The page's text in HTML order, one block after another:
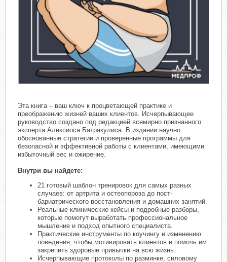
Эта книга – ваш ключ к процветающей практике и
преображению жизней ваших клиентов. Исчерпывающее
руководство создано под редакцией всемирно признанного
эксперта Алексиоса Батракулиса. В издании научно
обоснованные стратегии и проверенные программы для
безопасной и эффективной работы с клиентами, имеющими
избыточный вес и ожирение.
Внутри вы найдете:
21 готовый шаблон тренировок для самых разных
случаев: от артрита и остеопороза до пост-
бариатрического восстановления и домашних занятий.
Реальные клинические кейсы и подробные разборы,
которые помогут выработать профессиональное
мышление и подход опытного специалиста.
Практические инструменты по коучингу и изменению
поведения, чтобы мотивировать клиентов и помочь им
закрепить здоровые привычки на всю жизнь.
Исчерпывающие протоколы по разминке, силовому